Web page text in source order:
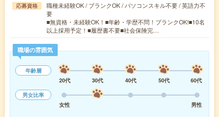
応募資格
職種未経験OK / ブランクOK / パソコンスキル不要 / 英語力不
要
■無資格・未経験OK！■年齢・学歴不問！ブランクOK!■10名
以上採用予定！■履歴書不要■社会保険完…
職場の雰囲気
年齢層
20代
30代 40代 50代
60代
男女比率
女性
男性